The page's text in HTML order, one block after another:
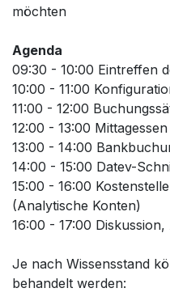
möchten
Agenda
09:30 - 10:00 Eintreffen
10:00 - 11:00
11:00 - 12:00
12:00 - 13:00 Mittagessen
13:00 - 14:00
14:00 - 15:00 Datev-
15:00 - 16:00
(Analytische Konten)
16:00 - 17:00
Je nach Wissensstand
behandelt werden: